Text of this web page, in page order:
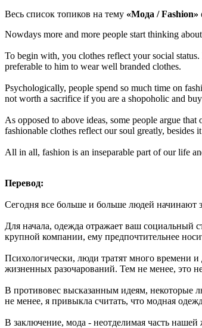
Весь список топиков на тему «Мода / Fashion»
Nowdays more and more people start thinking
To begin with, you clothes reflect your social
preferable to him to wear well branded clothes.
Psychologically, people spend so much time on
not worth a sacrifice if you are a shopoholic and
As opposed to above ideas, some people argue
fashionable clothes reflect our soul greatly, besides
All in all, fashion is an inseparable part of our life
Перевод:
Сегодня все больше и больше людей начинают
Для начала, одежда отражает ваш социальный
крупной компании, ему предпочтительнее
Психологически, люди тратят много времени
жизненных разочарований. Тем не менее, это
В противовес высказанным идеям, некоторые
не менее, я привыкла считать, что модная
В заключение, мода - неотделимая часть нашей